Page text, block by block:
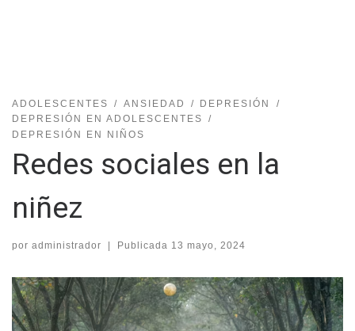
ADOLESCENTES ANSIEDAD
DEPRESIÓN
DEPRESIÓN EN ADOLESCENTES
DEPRESIÓN EN NIÑOS
Redes sociales en la
niñez
por administrador Publicada 13 mayo, 2024